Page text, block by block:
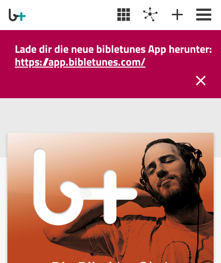
Lade dir die neue bibletunes App herunter:
https://app.bibletunes.com/